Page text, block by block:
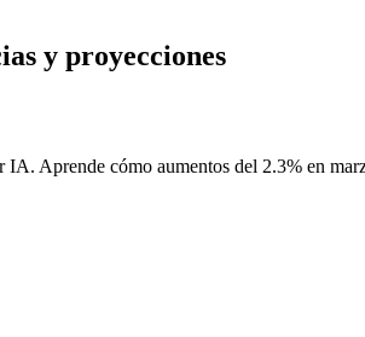
y proyecciones
Aprende cómo aumentos del 2.3% en